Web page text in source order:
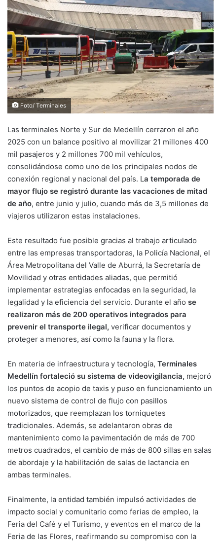
Foto/ Terminales
Las terminales Norte y Sur de Medellín cerraron el año
2025 con un balance positivo al movilizar 21 millones 400
mil pasajeros y 2 millones 700 mil vehículos,
consolidándose como uno de los principales nodos de
conexión regional y nacional del país. La temporada de
mayor flujo se registró durante las vacaciones de mitad
de año, entre junio y julio, cuando más de 3,5 millones de
viajeros utilizaron estas instalaciones.
Este resultado fue posible gracias al trabajo articulado
entre las empresas transportadoras, la Policía Nacional, el
Área Metropolitana del Valle de Aburrá, la Secretaría de
Movilidad y otras entidades aliadas, que permitió
implementar estrategias enfocadas en la seguridad, la
legalidad y la eficiencia del servicio. Durante el año se
realizaron más de 200 operativos integrados para
prevenir el transporte ilegal, verificar documentos y
proteger a menores, así como la fauna y la flora.
En materia de infraestructura y tecnología, Terminales
Medellín fortaleció su sistema de videovigilancia, mejoró
los puntos de acopio de taxis y puso en funcionamiento un
nuevo sistema de control de flujo con pasillos
motorizados, que reemplazan los torniquetes
tradicionales. Además, se adelantaron obras de
mantenimiento como la pavimentación de más de 700
metros cuadrados, el cambio de más de 800 sillas en salas
de abordaje y la habilitación de salas de lactancia en
ambas terminales.
Finalmente, la entidad también impulsó actividades de
impacto social y comunitario como ferias de empleo, la
Feria del Café y el Turismo, y eventos en el marco de la
Feria de las Flores, reafirmando su compromiso con la